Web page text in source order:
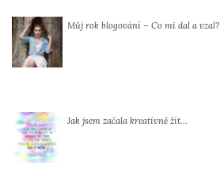
Můj rok blogování – Co mi dal a vzal?
Jak jsem začala kreativně žít…